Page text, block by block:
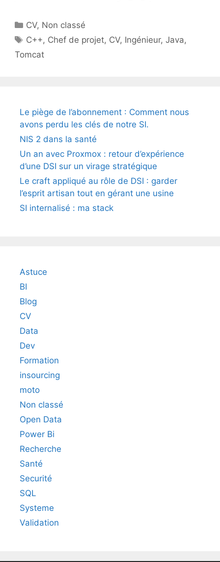
Catégories
CV, Non classé
Étiquettes
C++, Chef de projet, CV, Ingénieur,Java,
Tomcat
Le piège de l’abonnement : Comment nous
avons perdu les clés de notre SI.
NIS 2 dans la santé
Un an avec Proxmox : retour d’expérience
d’une DSI sur un virage stratégique
Le craft appliqué au rôle de DSI : garder
l’esprit artisan tout en gérant une usine
SI internalisé : ma stack
Astuce
BI
Blog
CV
Data
Dev
Formation
insourcing
moto
Non classé
Open Data
Power Bi
Recherche
Santé
Securité
SQL
Systeme
Validation